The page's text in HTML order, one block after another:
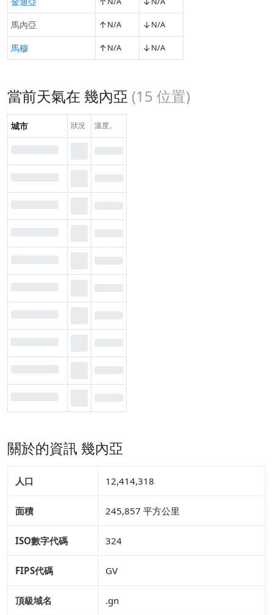
馬內亞 ↑ N/A ↓N/A
馬穆 ↑ N/A ↓N/A
當前天氣在 幾內亞 (15 位置)
城市 狀況 溫度。
關於的資訊 幾內亞
人口 12,414,318
面積 245,857 平方公里
ISO數字代碼 324
FIPS代碼 GV
頂級域名 .gn